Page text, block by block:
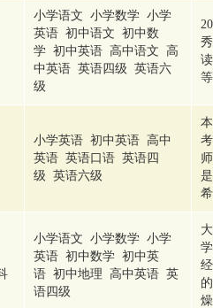
小学语文 小学数学 小学
英语 初中语文 初中数
学 初中英语 高中语文 高
中英语 英语四级 英语六
级
小学英语 初中英语 高中
英语 英语口语 英语四
级 英语六级
小学语文 小学数学 小学
英语 初中数学 初中英
语 初中地理 高中英语 英
语四级